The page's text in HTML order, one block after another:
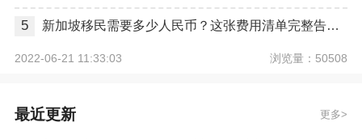
5 新加坡移民需要多少人民币？这张费用清单完整告诉你
2022-06-21 11:33:03 浏览量：50508
最近更新 更多